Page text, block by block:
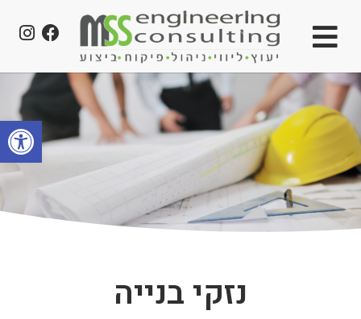
פתח
נזקי בנייה